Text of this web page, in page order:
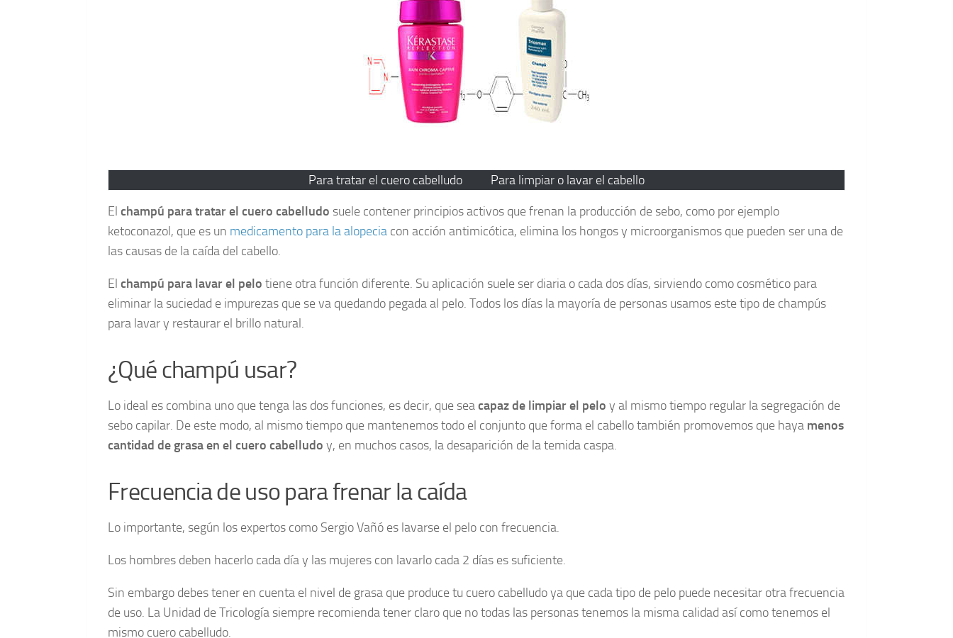
Para tratar el cuero cabelludo
Para limpiar o lavar el cabello
El champú para tratar el cuero cabelludo suele contener principios activos que frenan la producción de sebo, como por ejemplo
ketoconazol, que es un medicamento para la alopecia con acción antimicótica, elimina los hongos y microorganismos que pueden ser una de
las causas de la caída del cabello.
El champú para lavar el pelo tiene otra función diferente. Su aplicación suele ser diaria o cada dos días, sirviendo como cosmético para
eliminar la suciedad e impurezas que se va quedando pegada al pelo. Todos los días la mayoría de personas usamos este tipo de champús
para lavar y restaurar el brillo natural.
¿Qué champú usar?
Lo ideal es combina uno que tenga las dos funciones, es decir, que seacapaz de limpiar el pelo y al mismo tiempo regular la segregación de
sebo capilar. De este modo, al mismo tiempo que mantenemos todo el conjunto que forma el cabello también promovemos que haya menos
cantidad de grasa en el cuero cabelludo y, en muchos casos, la desaparición de la temida caspa.
Frecuencia de uso para frenar la caída
Lo importante, según los expertos como Sergio Vañó es lavarse el pelo con frecuencia.
Los hombres deben hacerlo cada día y las mujeres con lavarlo cada 2 días es suficiente.
Sin embargo debes tener en cuenta el nivel de grasa que produce tu cuero cabelludo ya que cada tipo de pelo puede necesitar otra frecuencia
de uso. La Unidad de Tricología siempre recomienda tener claro que no todas las personas tenemos la misma calidad así como tenemos el
mismo cuero cabelludo.